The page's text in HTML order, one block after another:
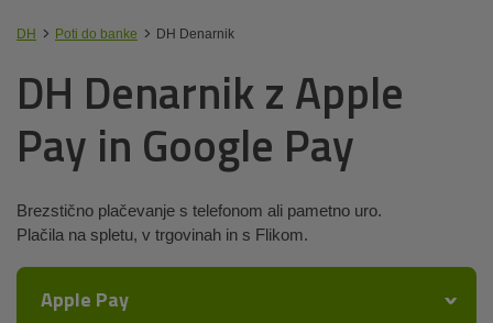
DH Poti do banke DH Denarnik
DH Denarnik z Apple
Pay in Google Pay
Brezstično plačevanje s telefonom ali pametno uro.
Plačila na spletu, v trgovinah in s Flikom.
Apple Pay